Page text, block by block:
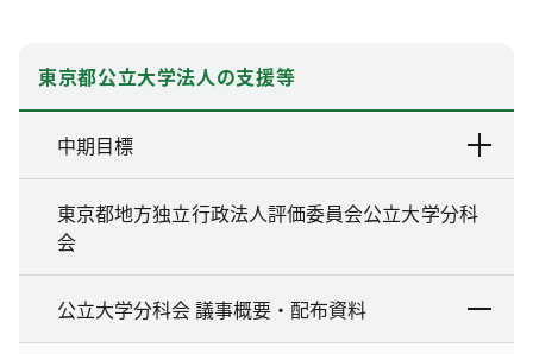
東京都公立大学法人の支援等
中期目標
東京都地方独立行政法人評価委員会公立大学分科
会
公立大学分科会 議事概要・配布資料